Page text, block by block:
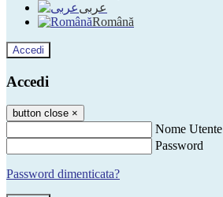
عربى
Română
Accedi
Accedi
button close ×
Nome Utente
Password
Password dimenticata?